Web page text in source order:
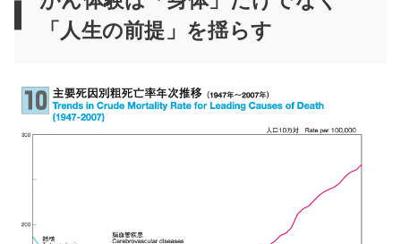
「人生の前提」を揺らす